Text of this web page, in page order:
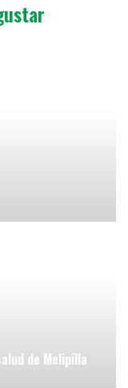
de Melipilla